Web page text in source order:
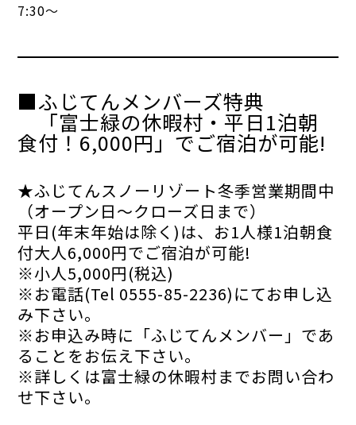
7:30～
■ふじてんメンバーズ特典
「富士緑の休暇村・平日1泊朝
食付！6,000円」でご宿泊が可能!
★ふじてんスノーリゾート冬季営業期間中
（オープン日〜クローズ日まで）
平日(年末年始は除く)は、お1人様1泊朝食
付大人6,000円でご宿泊が可能!
※小人5,000円(税込)
※お電話(Tel 0555-85-2236)にてお申し込
み下さい。
※お申込み時に「ふじてんメンバー」であ
ることをお伝え下さい。
※詳しくは富士緑の休暇村までお問い合わ
せ下さい。